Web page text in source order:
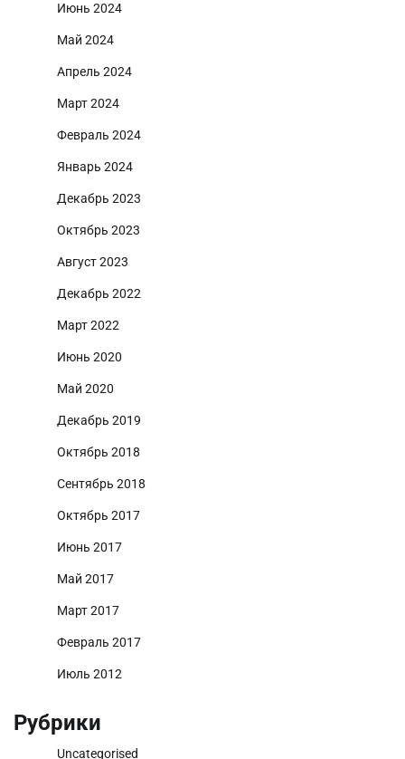
Июнь 2024
Май 2024
Апрель 2024
Март 2024
Февраль 2024
Январь 2024
Декабрь 2023
Октябрь 2023
Август 2023
Декабрь 2022
Март 2022
Июнь 2020
Май 2020
Декабрь 2019
Октябрь 2018
Сентябрь 2018
Октябрь 2017
Июнь 2017
Май 2017
Март 2017
Февраль 2017
Июль 2012
Рубрики
Uncategorised